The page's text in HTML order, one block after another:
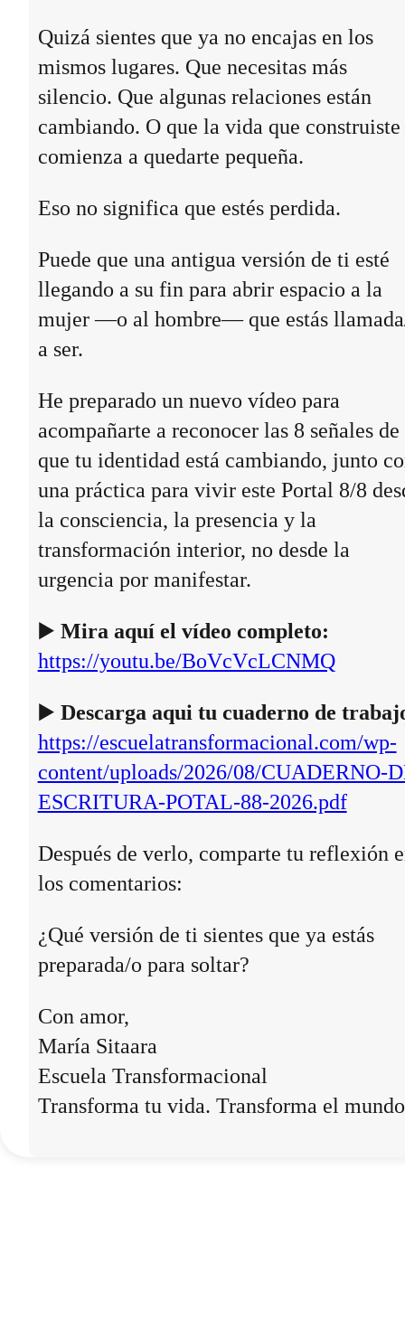
Quizá sientes que ya no encajas en los
mismos lugares. Que necesitas más
silencio. Que algunas relaciones están
cambiando. O que la vida que construiste
comienza a quedarte pequeña.
Eso no significa que estés perdida.
Puede que una antigua versión de ti esté
llegando a su fin para abrir espacio a la
mujer —o al hombre— que estás
a ser.
He preparado un nuevo vídeo para
acompañarte a reconocer las 8 señales de
que tu identidad está cambiando, junto
una práctica para vivir este Portal 8/8
la consciencia, la presencia y la
transformación interior, no desde la
urgencia por manifestar.
▶️ Mira aquí el vídeo completo:
https://youtu.be/BoVcVcLCNMQ
▶️ Descarga aqui tu cuaderno de
https://escuelatransformacional.com/wp-
content/uploads/2026/08/CUADERNO-
ESCRITURA-POTAL-88-2026.pdf
Después de verlo, comparte tu reflexión
los comentarios:
¿Qué versión de ti sientes que ya estás
preparada/o para soltar?
Con amor,
María Sitaara
Escuela Transformacional
Transforma tu vida. Transforma el